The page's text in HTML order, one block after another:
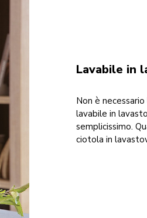
Lavabile in
Non è
lavabile in
semplicissimo.
ciotola in